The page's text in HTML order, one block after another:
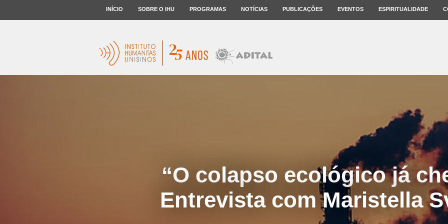
INÍCIO SOBRE O IHU PROGRAMAS NOTÍCIAS PUBLICAÇÕES EVENTOS ESPIRITUALIDADE
“O colapso ecológico já
Entrevista com Maristella